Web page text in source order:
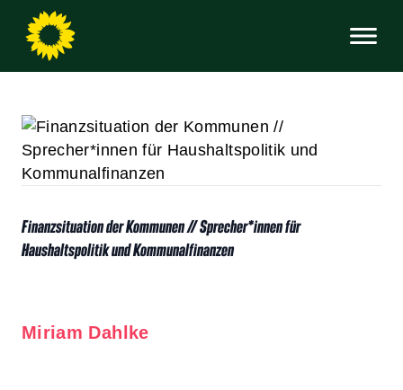
Finanzsituation der Kommunen // Sprecher*innen für
Haushaltspolitik und Kommunalfinanzen
Miriam Dahlke